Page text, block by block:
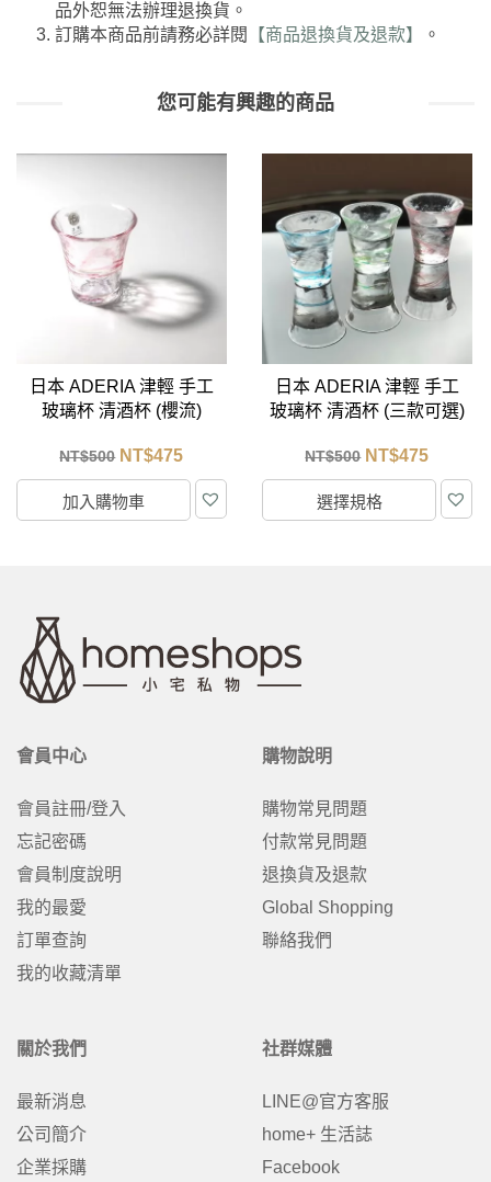
品外恕無法辦理退換貨。
訂購本商品前請務必詳閱
【商品退換貨及退款】 。
您可能有興趣的商品
日本 ADERIA 津輕 手工
玻璃杯 清酒杯 (櫻流)
NT$500 NT$475
加入購物車
日本 ADERIA 津輕 手工
玻璃杯 清酒杯 (三款可選)
NT$500 NT$475
選擇規格
會員中心
會員註冊/登入
忘記密碼
會員制度說明
我的最愛
訂單查詢
我的收藏清單
購物說明
購物常見問題
付款常見問題
退換貨及退款
Global Shopping
聯絡我們
關於我們
最新消息
公司簡介
企業採購
社群媒體
LINE@官方客服
home+ 生活誌
Facebook